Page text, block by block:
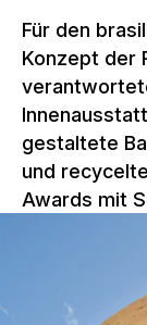
Für den
Konzept der
gestaltete
und
Awards mit